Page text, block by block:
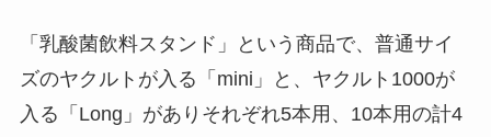
「乳酸菌飲料スタンド」という商品で、普通サイ
ズのヤクルトが入る「mini」と、ヤクルト1000が
入る「Long」がありそれぞれ5本用、10本用の計4